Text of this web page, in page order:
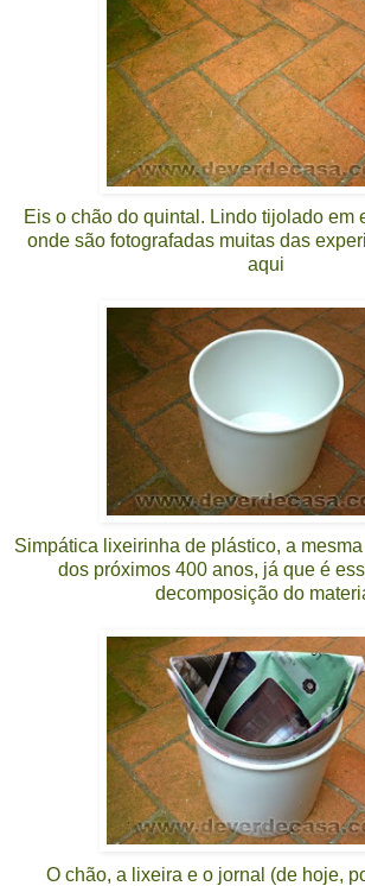
Eis o chão do quintal. Lindo tijolado em
onde são fotografadas muitas das
aqui
Simpática lixeirinha de plástico, a
dos próximos 400 anos, já que é
decomposição do
O chão, a lixeira e o jornal (de hoje,